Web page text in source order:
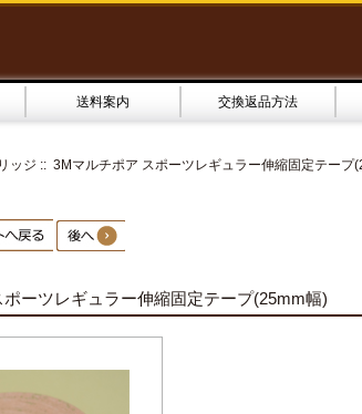
送料案内 交換返品方法
ッジ :: 3Mマルチポア スポーツレギュラー伸縮固定テープ
ーツレギュラー伸縮固定テープ(25mm幅)